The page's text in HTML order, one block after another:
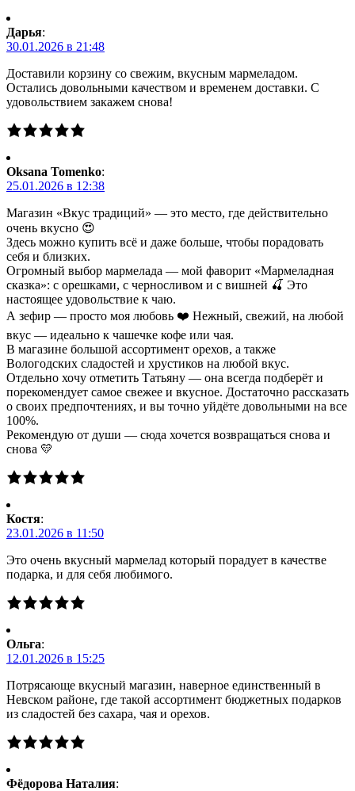
Дарья:
30.01.2026 в 21:48
Доставили корзину со свежим, вкусным мармеладом.
Остались довольными качеством и временем доставки. С
удовольствием закажем снова!
Oksana Tomenko:
25.01.2026 в 12:38
Магазин «Вкус традиций» — это место, где действительно
очень вкусно 😍
Здесь можно купить всё и даже больше, чтобы порадовать
себя и близких.
Огромный выбор мармелада — мой фаворит «Мармеладная
сказка»: с орешками, с черносливом и с вишней 🍒 Это
настоящее удовольствие к чаю.
А зефир — просто моя любовь ❤️ Нежный, свежий, на любой
вкус — идеально к чашечке кофе или чая.
В магазине большой ассортимент орехов, а также
Вологодских сладостей и хрустиков на любой вкус.
Отдельно хочу отметить Татьяну — она всегда подберёт и
порекомендует самое свежее и вкусное. Достаточно рассказать
о своих предпочтениях, и вы точно уйдёте довольными на все
100%.
Рекомендую от души — сюда хочется возвращаться снова и
снова 💛
Костя:
23.01.2026 в 11:50
Это очень вкусный мармелад который порадует в качестве
подарка, и для себя любимого.
Ольга:
12.01.2026 в 15:25
Потрясающе вкусный магазин, наверное единственный в
Невском районе, где такой ассортимент бюджетных подарков
из сладостей без сахара, чая и орехов.
Фёдорова Наталия: